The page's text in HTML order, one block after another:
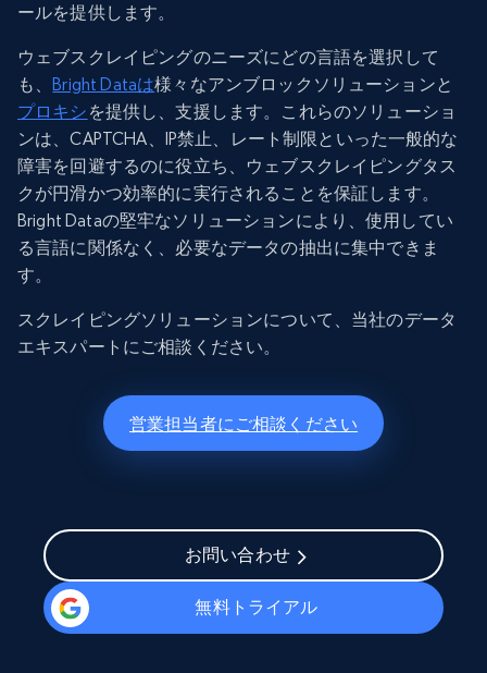
ールを提供します。
ウェブスクレイピングのニーズにどの言語を選択して
も、 Bright Dataは様々なアンブロックソリューションと
プロキシ を提供し、支援します。これらのソリューショ
ンは、CAPTCHA、IP禁止、レート制限といった一般的な
障害を回避するのに役立ち、ウェブスクレイピングタス
クが円滑かつ効率的に実行されることを保証します。
Bright Dataの堅牢なソリューションにより、使用してい
る言語に関係なく、必要なデータの抽出に集中できま
す。
スクレイピングソリューションについて、当社のデータ
エキスパートにご相談ください。
営業担当者にご相談ください
お問い合わせ
無料トライアル